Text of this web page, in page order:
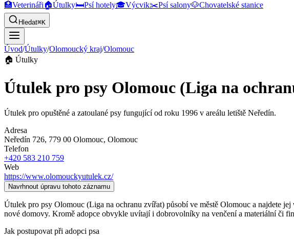
🏥Veterináři🏠Útulky🛏️Psí hotely🎓Výcvik✂️Psí salony🐶Chovatelské stanice
Hledat⌘K
Úvod/Útulky/Olomoucký kraj/Olomouc
🏠 Útulky
Útulek pro psy Olomouc (Liga na
Útulek pro opuštěné a zatoulané psy fungující od roku 1996 v areálu letiště Neředín.
Adresa
Neředín 726, 779 00 Olomouc, Olomouc
Telefon
+420 583 210 759
Web
https://www.olomouckyutulek.cz/
Navrhnout úpravu tohoto záznamu
Útulek pro psy Olomouc (Liga na ochranu zvířat) působí ve městě Olomouc a najdete
nové domovy. Kromě adopce obvykle uvítají i dobrovolníky na venčení a materiální či
Jak postupovat při adopci psa